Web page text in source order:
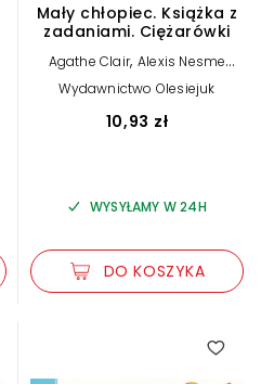
Mały chłopiec. Książka z
zadaniami. Ciężarówki
Agathe Clair,Alexis Nesme
(ilustr.)
Wydawnictwo Olesiejuk
10,93 zł
WYSYŁAMY W 24H
DO KOSZYKA
5.00